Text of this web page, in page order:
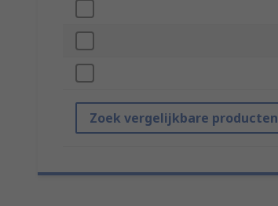
Zoek vergelijkbare producten